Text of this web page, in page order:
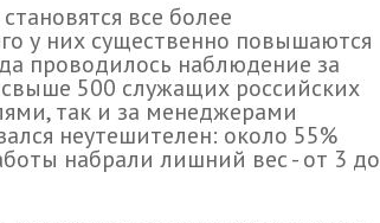
все более
у них существенно повышаются
проводилось наблюдение за
500 служащих российских
так и за менеджерами
неутешителен: около 55%
набрали лишний вес - от 3 до